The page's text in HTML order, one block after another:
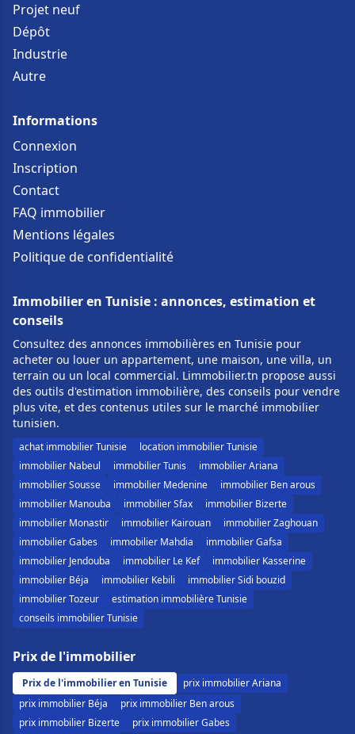
Projet neuf
Dépôt
Industrie
Autre
Informations
Connexion
Inscription
Contact
FAQ immobilier
Mentions légales
Politique de confidentialité
Immobilier en Tunisie : annonces, estimation et
conseils
Consultez des annonces immobilières en Tunisie pour
acheter ou louer un appartement, une maison, une villa, un
terrain ou un local commercial. Limmobilier.tn propose aussi
des outils d'estimation immobilière, des conseils pour vendre
plus vite, et des contenus utiles sur le marché immobilier
tunisien.
achat immobilier Tunisie
location immobilier Tunisie
immobilier Nabeul
immobilier Tunis
immobilier Ariana
immobilier Sousse
immobilier Medenine
immobilier Ben arous
immobilier Manouba
immobilier Sfax
immobilier Bizerte
immobilier Monastir
immobilier Kairouan
immobilier Zaghouan
immobilier Gabes
immobilier Mahdia
immobilier Gafsa
immobilier Jendouba
immobilier Le Kef
immobilier Kasserine
immobilier Béja
immobilier Kebili
immobilier Sidi bouzid
immobilier Tozeur
estimation immobilière Tunisie
conseils immobilier Tunisie
Prix de l'immobilier
Prix de l'immobilier en Tunisie
prix immobilier Ariana
prix immobilier Béja
prix immobilier Ben arous
prix immobilier Bizerte
prix immobilier Gabes